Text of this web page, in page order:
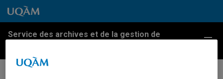
Passer au contenu
Accéder au menu principal
Accéder à la recherche
Passer au contenu
Accéder au menu principal
Service des archives et de la gestion de